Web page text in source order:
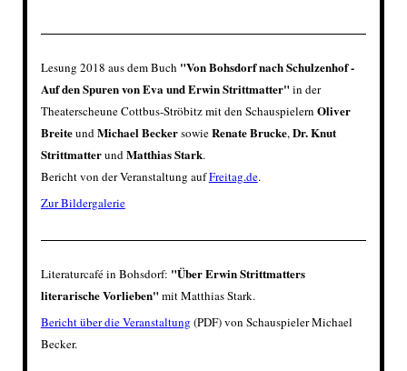
Lesung 2018 aus dem Buch "Von Bohsdorf nach Schulzenhof -
Auf den Spuren von Eva und Erwin Strittmatter" in der
TheaterscheuneCottbus-Ströbitz mit den Schauspielern Oliver
BreiteundMichael BeckersowieRenate Brucke,Dr. Knut
StrittmatterundMatthias Stark.
Bericht von der Veranstaltung aufFreitag.de.
Zur Bildergalerie
Literaturcafé in Bohsdorf: "Über Erwin Strittmatters
literarische Vorlieben" mit Matthias Stark.
Bericht über die Veranstaltung (PDF) von Schauspieler Michael
Becker.